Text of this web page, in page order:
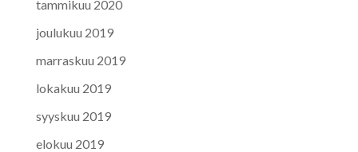
tammikuu 2020
joulukuu 2019
marraskuu 2019
lokakuu 2019
syyskuu 2019
elokuu 2019